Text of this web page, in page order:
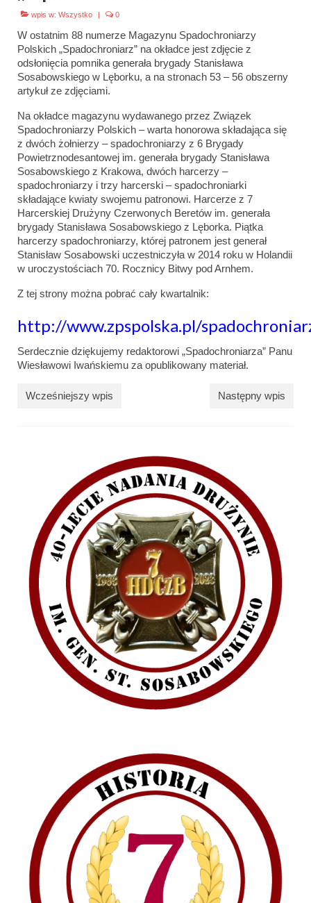
wpis w: Wszystko | 0
W ostatnim 88 numerze Magazynu Spadochroniarzy
Polskich „Spadochroniarz” na okładce jest zdjęcie z
odsłonięcia pomnika generała brygady Stanisława
Sosabowskiego w Lęborku, a na stronach 53 – 56 obszerny
artykuł ze zdjęciami.
Na okładce magazynu wydawanego przez Związek
Spadochroniarzy Polskich – warta honorowa składająca się
z dwóch żołnierzy – spadochroniarzy z 6 Brygady
Powietrznodesantowej im. generała brygady Stanisława
Sosabowskiego z Krakowa, dwóch harcerzy –
spadochroniarzy i trzy harcerski – spadochroniarki
składające kwiaty swojemu patronowi. Harcerze z 7
Harcerskiej Drużyny Czerwonych Beretów im. generała
brygady Stanisława Sosabowskiego z Lęborka. Piątka
harcerzy spadochroniarzy, której patronem jest generał
Stanisław Sosabowski uczestniczyła w 2014 roku w Holandii
w uroczystościach 70. Rocznicy Bitwy pod Arnhem.
Z tej strony można pobrać cały kwartalnik:
http://www.zpspolska.pl/
Serdecznie dziękujemy redaktorowi „Spadochroniarza” Panu
Wiesławowi Iwańskiemu za opublikowany materiał.
Wcześniejszy wpis Następny wpis